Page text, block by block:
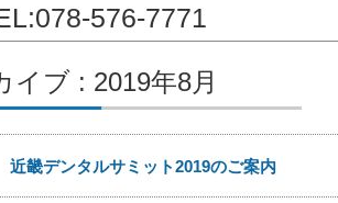
576-7771
イブ : 2019年8月
近畿デンタルサミット2019のご案内